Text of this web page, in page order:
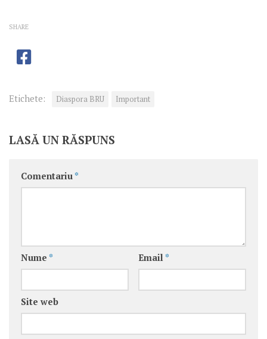
SHARE
Etichete: Diaspora BRU Important
LASĂ UN RĂSPUNS
Comentariu *
Nume * Email *
Site web